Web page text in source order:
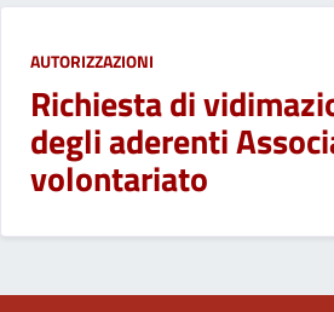
AUTORIZZAZIONI
Richiesta di
degli aderenti
volontariato